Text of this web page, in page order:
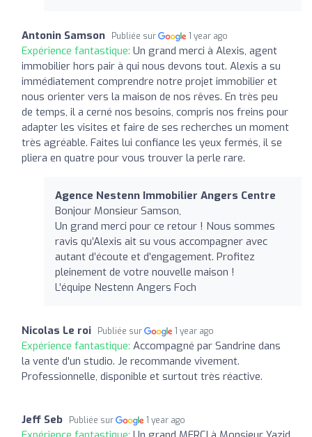
Antonin Samson Publiée sur 1 year ago
Expérience fantastique: Un grand merci à Alexis, agent
immobilier hors pair à qui nous devons tout. Alexis a su
immédiatement comprendre notre projet immobilier et
nous orienter vers la maison de nos rêves. En très peu
de temps, il a cerné nos besoins, compris nos freins pour
adapter les visites et faire de ses recherches un moment
très agréable. Faites lui confiance les yeux fermés, il se
pliera en quatre pour vous trouver la perle rare.
Agence Nestenn Immobilier Angers Centre
Bonjour Monsieur Samson,
Un grand merci pour ce retour ! Nous sommes
ravis qu’Alexis ait su vous accompagner avec
autant d’écoute et d’engagement. Profitez
pleinement de votre nouvelle maison !
L’équipe Nestenn Angers Foch
Nicolas Le roi Publiée sur 1 year ago
Expérience fantastique: Accompagné par Sandrine dans
la vente d'un studio. Je recommande vivement.
Professionnelle, disponible et surtout très réactive.
Jeff Seb Publiée sur 1 year ago